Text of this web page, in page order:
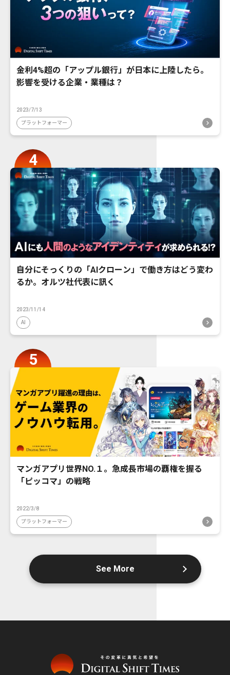
金利4%超の「アップル銀行」が日本に上陸したら。
影響を受ける企業・業種は？
2023/7/13
プラットフォーマー
自分にそっくりの「AIクローン」で働き方はどう変わ
るか。オルツ社代表に訊く
2023/11/14
AI
マンガアプリ世界NO.１。急成長市場の覇権を握る
「ピッコマ」の戦略
2022/3/8
プラットフォーマー
See More